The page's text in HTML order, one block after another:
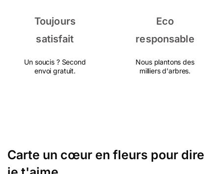
Toujours
satisfait
Un soucis ? Second
envoi gratuit.
Eco
responsable
Nous plantons des
milliers d'arbres.
Carte un cœur en fleurs pour dire